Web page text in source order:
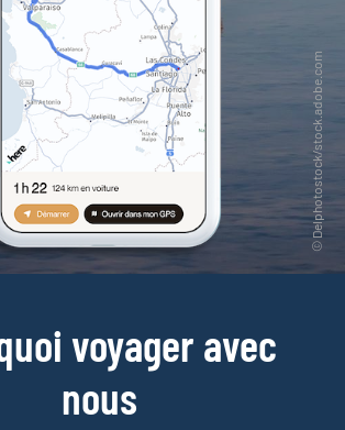
voyager avec
nous